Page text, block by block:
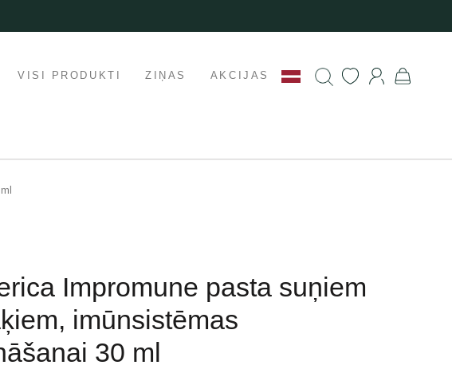
VISI PRODUKTI ZIŅAS AKCIJAS
Impromune pasta suņiem
imūnsistēmas
30 ml